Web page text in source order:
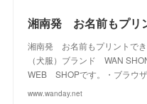
13)
(2)
湘南発 お名前もプリントで
（犬服）ブランド WAN
WEB SHOPです。・ブラウ
www.wanday.net